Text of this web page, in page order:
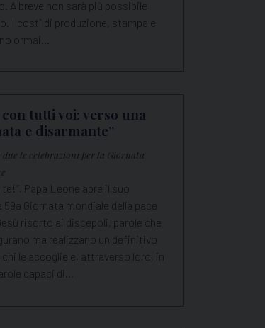
A breve non sarà più possibile
I costi di produzione, stampa e
ormai…
con tutti voi: verso una
e disarmante”
le celebrazioni per la Giornata
te!”. Papa Leone apre il suo
59a Giornata mondiale della pace
risorto ai discepoli, parole che
ma realizzano un definitivo
le accoglie e, attraverso loro, in
capaci di…